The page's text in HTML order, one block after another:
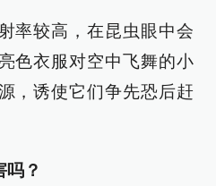
率较高，在昆虫眼中会
色衣服对空中飞舞的小
，诱使它们争先恐后赶
吗？